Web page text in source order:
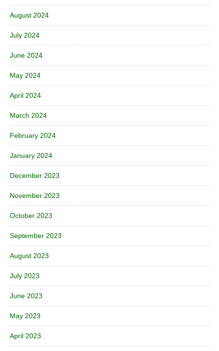
August 2024
July 2024
June 2024
May 2024
April 2024
March 2024
February 2024
January 2024
December 2023
November 2023
October 2023
September 2023
August 2023
July 2023
June 2023
May 2023
April 2023